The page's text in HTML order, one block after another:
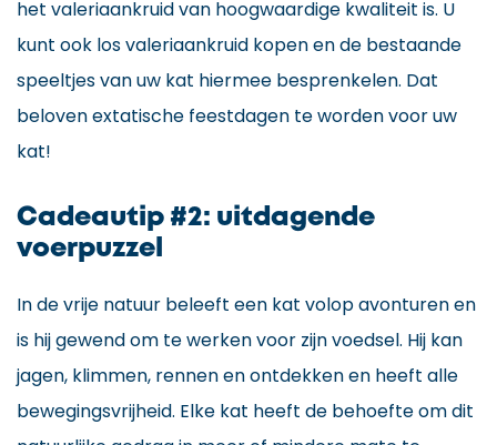
het valeriaankruid van hoogwaardige kwaliteit is. U
kunt ook los valeriaankruid kopen en de bestaande
speeltjes van uw kat hiermee besprenkelen. Dat
beloven extatische feestdagen te worden voor uw
kat!
Cadeautip #2: uitdagende
voerpuzzel
In de vrije natuur beleeft een kat volop avonturen en
is hij gewend om te werken voor zijn voedsel. Hij kan
jagen, klimmen, rennen en ontdekken en heeft alle
bewegingsvrijheid. Elke kat heeft de behoefte om dit